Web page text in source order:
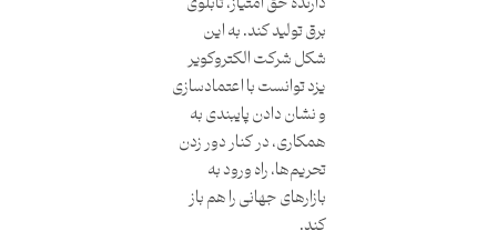
برق تولید کند. به این
شکل شرکت الکتروکویر
یزد توانست با اعتمادسازی
و نشان دادن پایبندی به
همکاری، در کنار دور زدن
تحریم‌ها، راه ورود به
بازارهای جهانی را هم باز
کند.